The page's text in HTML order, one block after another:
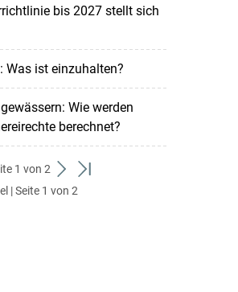
bis 2027 stellt sich
Was ist einzuhalten?
Wie werden
berechnet?
1 von 2
weiter
zum
zum
| Seite 1 von 2